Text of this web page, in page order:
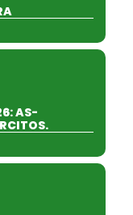
AS-